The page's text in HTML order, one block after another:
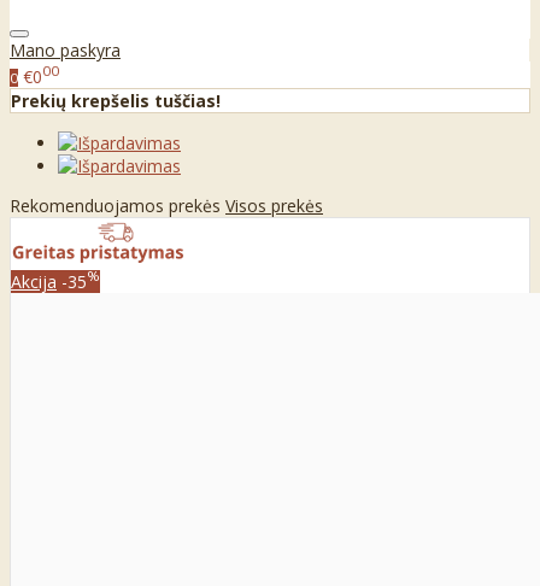
Mano paskyra
0 €000
Prekių krepšelis tuščias!
Rekomenduojamos prekės Visos prekės
Akcija -35%